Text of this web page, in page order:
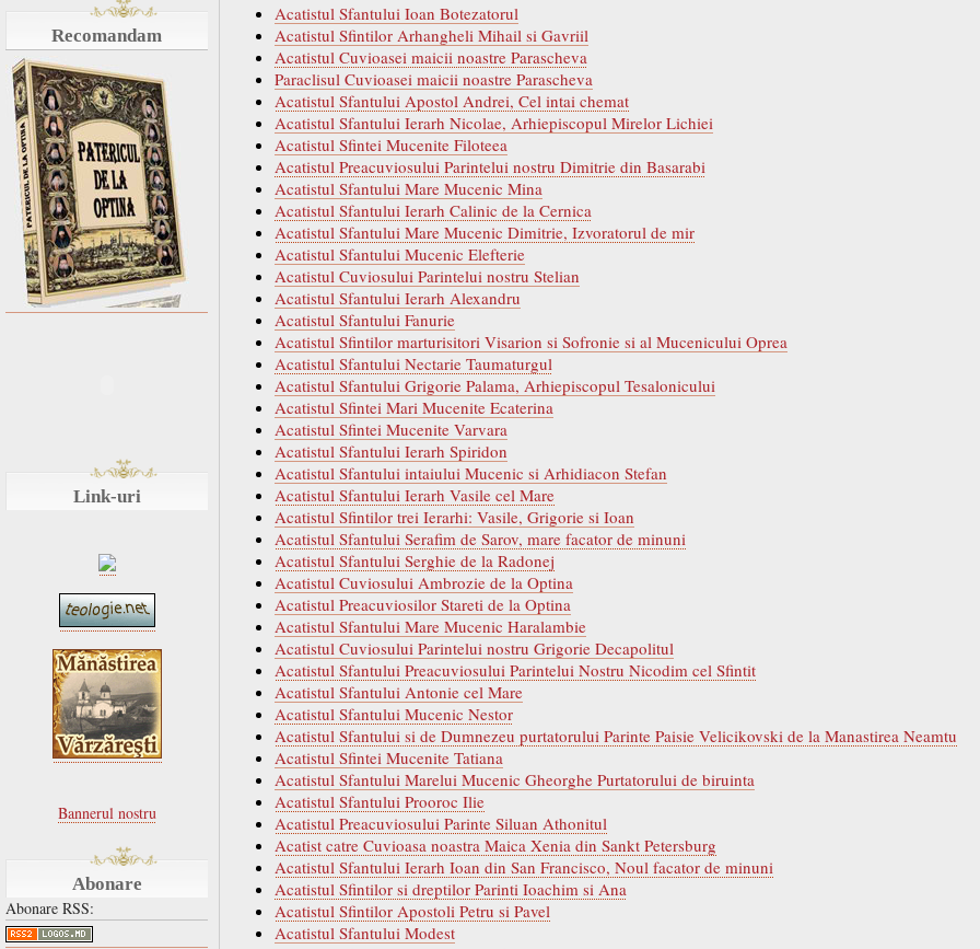
Recomandam
Link-uri
Bannerul nostru
Abonare
Abonare RSS:
Acatistul Sfantului Ioan Botezatorul
Acatistul Sfintilor Arhangheli Mihail si Gavriil
Acatistul Cuvioasei maicii noastre Parascheva
Paraclisul Cuvioasei maicii noastre Parascheva
Acatistul Sfantului Apostol Andrei, Cel intai chemat
Acatistul Sfantului Ierarh Nicolae, Arhiepiscopul Mirelor Lichiei
Acatistul Sfintei Mucenite Filoteea
Acatistul Preacuviosului Parintelui nostru Dimitrie din Basarabi
Acatistul Sfantului Mare Mucenic Mina
Acatistul Sfantului Ierarh Calinic de la Cernica
Acatistul Sfantului Mare Mucenic Dimitrie, Izvoratorul de mir
Acatistul Sfantului Mucenic Elefterie
Acatistul Cuviosului Parintelui nostru Stelian
Acatistul Sfantului Ierarh Alexandru
Acatistul Sfantului Fanurie
Acatistul Sfintilor marturisitori Visarion si Sofronie si al Mucenicului Oprea
Acatistul Sfantului Nectarie Taumaturgul
Acatistul Sfantului Grigorie Palama, Arhiepiscopul Tesalonicului
Acatistul Sfintei Mari Mucenite Ecaterina
Acatistul Sfintei Mucenite Varvara
Acatistul Sfantului Ierarh Spiridon
Acatistul Sfantului intaiului Mucenic si Arhidiacon Stefan
Acatistul Sfantului Ierarh Vasile cel Mare
Acatistul Sfintilor trei Ierarhi: Vasile, Grigorie si Ioan
Acatistul Sfantului Serafim de Sarov, mare facator de minuni
Acatistul Sfantului Serghie de la Radonej
Acatistul Cuviosului Ambrozie de la Optina
Acatistul Preacuviosilor Stareti de la Optina
Acatistul Sfantului Mare Mucenic Haralambie
Acatistul Cuviosului Parintelui nostru Grigorie Decapolitul
Acatistul Sfantului Preacuviosului Parintelui Nostru Nicodim cel Sfintit
Acatistul Sfantului Antonie cel Mare
Acatistul Sfantului Mucenic Nestor
Acatistul Sfantului si de Dumnezeu purtatorului Parinte Paisie Velicikovski de la Manastirea Neamtu
Acatistul Sfintei Mucenite Tatiana
Acatistul Sfantului Marelui Mucenic Gheorghe Purtatorului de biruinta
Acatistul Sfantului Prooroc Ilie
Acatistul Preacuviosului Parinte Siluan Athonitul
Acatist catre Cuvioasa noastra Maica Xenia din Sankt Petersburg
Acatistul Sfantului Ierarh Ioan din San Francisco, Noul facator de minuni
Acatistul Sfintilor si dreptilor Parinti Ioachim si Ana
Acatistul Sfintilor Apostoli Petru si Pavel
Acatistul Sfantului Modest